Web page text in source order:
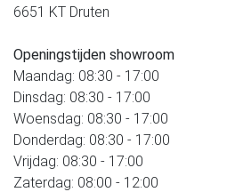
6651 KT Druten
Openingstijden showroom
Maandag: 08:30 - 17:00
Dinsdag: 08:30 - 17:00
Woensdag: 08:30 - 17:00
Donderdag: 08:30 - 17:00
Vrijdag: 08:30 - 17:00
Zaterdag: 08:00 - 12:00